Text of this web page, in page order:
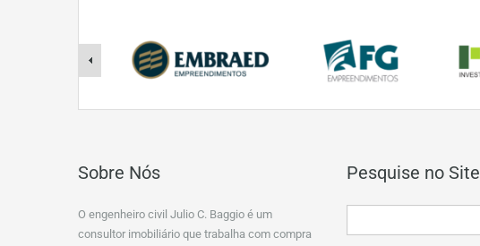
Sobre Nós
O engenheiro civil Julio C. Baggio é um
consultor imobiliário que trabalha com compra
Pesquise no Site